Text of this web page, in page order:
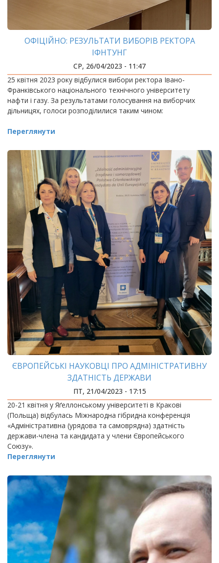
ОФІЦІЙНО: РЕЗУЛЬТАТИ ВИБОРІВ РЕКТОРА
ІФНТУНГ
СР, 26/04/2023 - 11:47
25 квітня 2023 року відбулися вибори ректора Івано-
Франківського національного технічного університету
нафти і газу. За результатами голосування на виборчих
дільницях, голоси розподілилися таким чином:
Переглянути
ЄВРОПЕЙСЬКІ НАУКОВЦІ ПРО АДМІНІСТРАТИВНУ
ЗДАТНІСТЬ ДЕРЖАВИ
ПТ, 21/04/2023 - 17:15
20-21 квітня у Яґеллонському університеті в Кракові
(Польща) відбулась Міжнародна гібридна конференція
«Адміністративна (урядова та самоврядна) здатність
держави-члена та кандидата у члени Європейського
Союзу».
Переглянути